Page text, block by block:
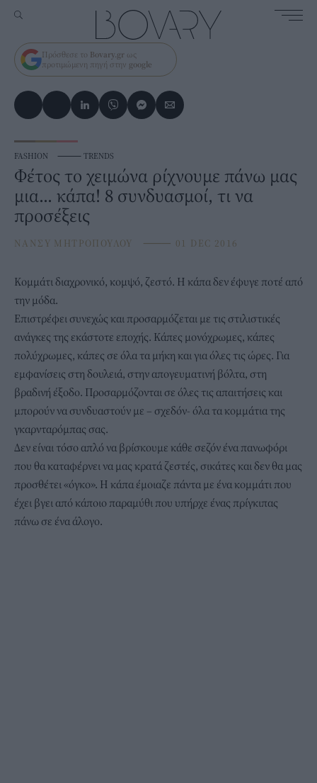
Πρόσθεσε το Bovary.gr ως
προτιμώμενη πηγή στην google
FASHION ⸻ TRENDS
Φέτος το χειμώνα ρίχνουμε πάνω μας
μια... κάπα! 8 συνδυασμοί, τι να
προσέξεις
ΝΑΝΣΥ ΜΗΤΡΟΠΟΥΛΟΥ ⸻ 01 DEC 2016
Κομμάτι διαχρονικό, κομψό, ζεστό. Η κάπα δεν έφυγε ποτέ από
την μόδα.
Επιστρέφει συνεχώς και προσαρμόζεται με τις στιλιστικές
ανάγκες της εκάστοτε εποχής. Κάπες μονόχρωμες, κάπες
πολύχρωμες, κάπες σε όλα τα μήκη και για όλες τις ώρες. Για
εμφανίσεις στη δουλειά, στην απογευματινή βόλτα, στη
βραδινή έξοδο. Προσαρμόζονται σε όλες τις απαιτήσεις και
μπορούν να συνδυαστούν με – σχεδόν- όλα τα κομμάτια της
γκαρνταρόμπας σας.
Δεν είναι τόσο απλό να βρίσκουμε κάθε σεζόν ένα πανωφόρι
που θα καταφέρνει να μας κρατά ζεστές, σικάτες και δεν θα μας
προσθέτει «όγκο». Η κάπα έμοιαζε πάντα με ένα κομμάτι που
έχει βγει από κάποιο παραμύθι που υπήρχε ένας πρίγκιπας
πάνω σε ένα άλογο.